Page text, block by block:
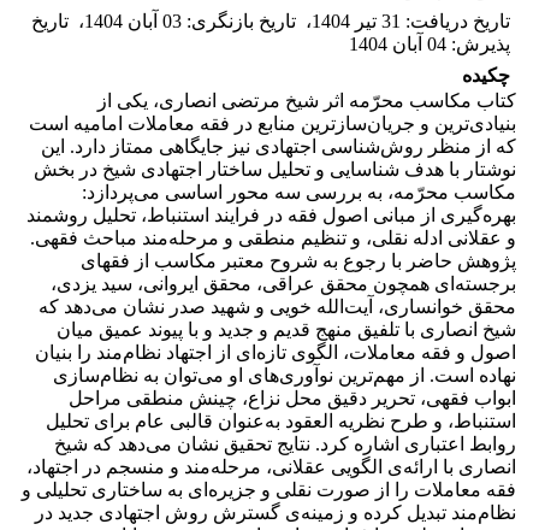
تاریخ دریافت: 31 تیر 1404 ، تاریخ بازنگری: 03 آبان 1404 ، تاریخ
پذیرش: 04 آبان 1404
چکیده
کتاب مکاسب محرّمه اثر شیخ مرتضی انصاری، یکی از
بنیادی‌ترین و جریان‌سازترین منابع در فقه معاملات امامیه است
که از منظر روش‌شناسی اجتهادی نیز جایگاهی ممتاز دارد. این
نوشتار با هدف شناسایی و تحلیل ساختار اجتهادی شیخ در بخش
مکاسب محرّمه، به بررسی سه محور اساسی می‌پردازد:
بهره‌گیری از مبانی اصول فقه در فرایند استنباط، تحلیل روشمند
و عقلانی ادله نقلی، و تنظیم منطقی و مرحله‌مند مباحث فقهی.
پژوهش حاضر با رجوع به شروح معتبر مکاسب از فقهای
برجسته‌ای همچون محقق عراقی، محقق ایروانی، سید یزدی،
محقق خوانساری، آیت‌الله خویی و شهید صدر نشان می‌دهد که
شیخ انصاری با تلفیق منهج قدیم و جدید و با پیوند عمیق میان
اصول و فقه معاملات، الگوی تازه‌ای از اجتهاد نظام‌مند را بنیان
نهاده است. از مهم‌ترین نوآوری‌های او می‌توان به نظام‌سازی
ابواب فقهی، تحریر دقیق محل نزاع، چینش منطقی مراحل
استنباط، و طرح نظریه العقود به‌عنوان قالبی عام برای تحلیل
روابط اعتباری اشاره کرد. نتایج تحقیق نشان می‌دهد که شیخ
انصاری با ارائه‌ی الگویی عقلانی، مرحله‌مند و منسجم در اجتهاد،
فقه معاملات را از صورت نقلی و جزیره‌ای به ساختاری تحلیلی و
نظام‌مند تبدیل کرده و زمینه‌ی گسترش روش اجتهادی جدید در